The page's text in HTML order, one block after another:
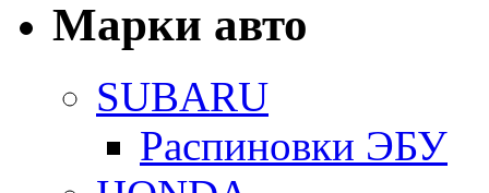
Марки авто
SUBARU
Распиновки ЭБУ